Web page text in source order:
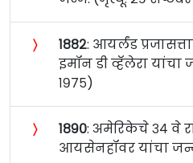
〉 १८८२: आयर्लंड
इमॉन डी व्हॅलेरा
१९७५)
〉 १८९०: अमेरिकेचे ३४ वे
आयसेनहॉवर यांचा